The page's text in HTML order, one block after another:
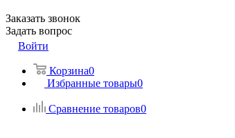
Заказать звонок
Задать вопрос
Войти
Корзина0
Избранные товары0
Сравнение товаров0